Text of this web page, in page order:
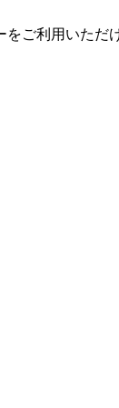
ご利用いた